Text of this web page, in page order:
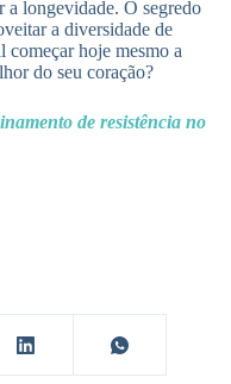
a longevidade. O segredo
a diversidade de
começar hoje mesmo a
do seu coração?
de resistência no